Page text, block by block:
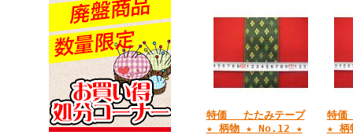
特価 たたみテープ
★ 柄物 ★ No.12 ★
特価
★ 柄